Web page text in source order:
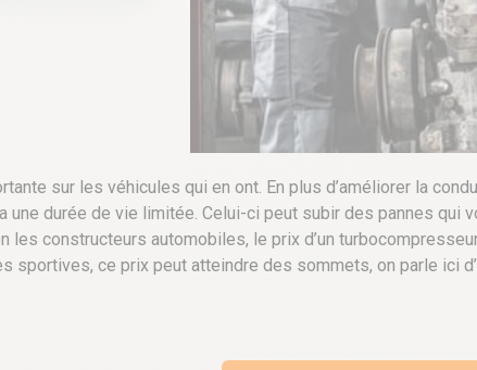
sur les véhicules qui en ont. En plus d’améliorer la
durée de vie limitée. Celui-ci peut subir des pannes qui
les constructeurs automobiles, le prix d’un
sportives, ce prix peut atteindre des sommets, on parle ici